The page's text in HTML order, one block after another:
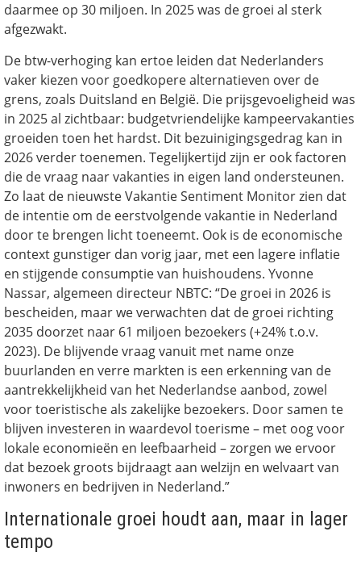
daarmee op 30 miljoen. In 2025 was de groei al sterk
afgezwakt.
De btw-verhoging kan ertoe leiden dat Nederlanders
vaker kiezen voor goedkopere alternatieven over de
grens, zoals Duitsland en België. Die prijsgevoeligheid was
in 2025 al zichtbaar: budgetvriendelijke kampeervakanties
groeiden toen het hardst. Dit bezuinigingsgedrag kan in
2026 verder toenemen. Tegelijkertijd zijn er ook factoren
die de vraag naar vakanties in eigen land ondersteunen.
Zo laat de nieuwste Vakantie Sentiment Monitor zien dat
de intentie om de eerstvolgende vakantie in Nederland
door te brengen licht toeneemt. Ook is de economische
context gunstiger dan vorig jaar, met een lagere inflatie
en stijgende consumptie van huishoudens. Yvonne
Nassar, algemeen directeur NBTC: “De groei in 2026 is
bescheiden, maar we verwachten dat de groei richting
2035 doorzet naar 61 miljoen bezoekers (+24% t.o.v.
2023). De blijvende vraag vanuit met name onze
buurlanden en verre markten is een erkenning van de
aantrekkelijkheid van het Nederlandse aanbod, zowel
voor toeristische als zakelijke bezoekers. Door samen te
blijven investeren in waardevol toerisme – met oog voor
lokale economieën en leefbaarheid – zorgen we ervoor
dat bezoek groots bijdraagt aan welzijn en welvaart van
inwoners en bedrijven in Nederland.”
Internationale groei houdt aan, maar in lager
tempo